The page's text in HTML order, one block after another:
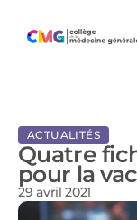
ACTUALITÉS
Quatre
pour la
29 avril 2021